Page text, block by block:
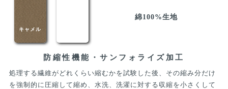
キャメル
綿100%生地
防縮性機能・サンフォライズ加工
処理する繊維がどれくらい縮むかを試験した後、その縮み分だけ
を強制的に圧縮して縮め、水洗、洗濯に対する収縮を小さくして